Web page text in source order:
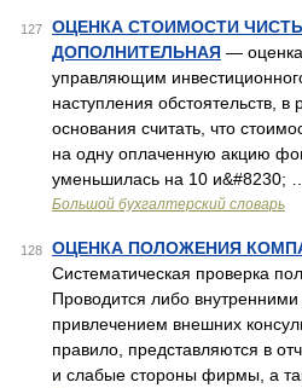
127
ОЦЕНКА СТОИМОСТИ
ДОПОЛНИТЕЛЬНАЯ —
управляющим
наступления обстоятельств, в
основания считать, что
на одну оплаченную акцию
уменьшилась на 10 и&#8230; …
Большой бухгалтерский словарь
128 ОЦЕНКА ПОЛОЖЕНИЯ
Систематическая проверка
Проводится либо
привлечением внешних
правило, представляются в
и слабые стороны фирмы, а